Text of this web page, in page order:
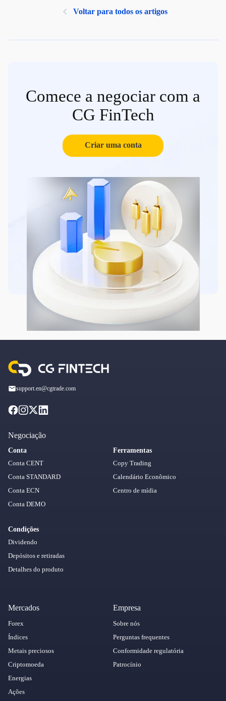
Voltar para todos os artigos
Comece a negociar com a
CG FinTech
Criar uma conta
support.en@cgtrade.com
Negociação
Conta
Conta CENT
Conta STANDARD
Conta ECN
Conta DEMO
Condições
Dividendo
Depósitos e retiradas
Detalhes do produto
Ferramentas
Copy Trading
Calendário Econômico
Centro de mídia
Mercados
Forex
Índices
Metais preciosos
Criptomoeda
Energias
Ações
Empresa
Sobre nós
Perguntas frequentes
Conformidade regulatória
Patrocínio